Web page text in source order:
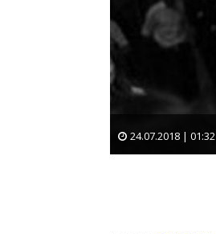
24.07.2018 | 01:32